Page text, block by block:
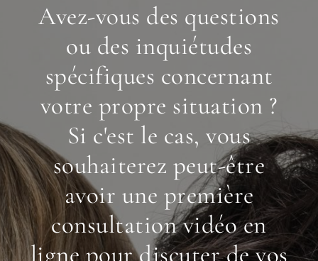
Avez-vous des questions
ou des inquiétudes
spécifiques concernant
votre propre situation ?
Si c'est le cas, vous
souhaiterez peut-être
avoir une première
consultation vidéo en
ligne pour discuter de vos